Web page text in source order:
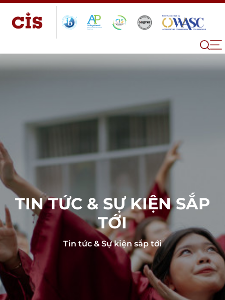
TIN TỨC & SỰ KIỆN SẮP
TỚI
Tin tức & Sự kiện sắp tới